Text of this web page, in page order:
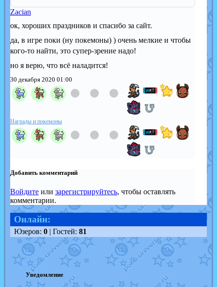
Zacian
ок, хороших праздников и спасибо за сайт.
да, в игре поки (ну покемоны) ) очень мелкие и чтобы
кого-то найти, это супер-зрение надо!
но я верю, что всё наладится!
30 декабря 2020 01:00
Награды и покемоны
Добавить комментарий
Войдитеили зарегистрируйтесь, чтобы оставлять
комментарии.
Онлайн:
Юзеров: 0| Гостей: 81
Уведомление